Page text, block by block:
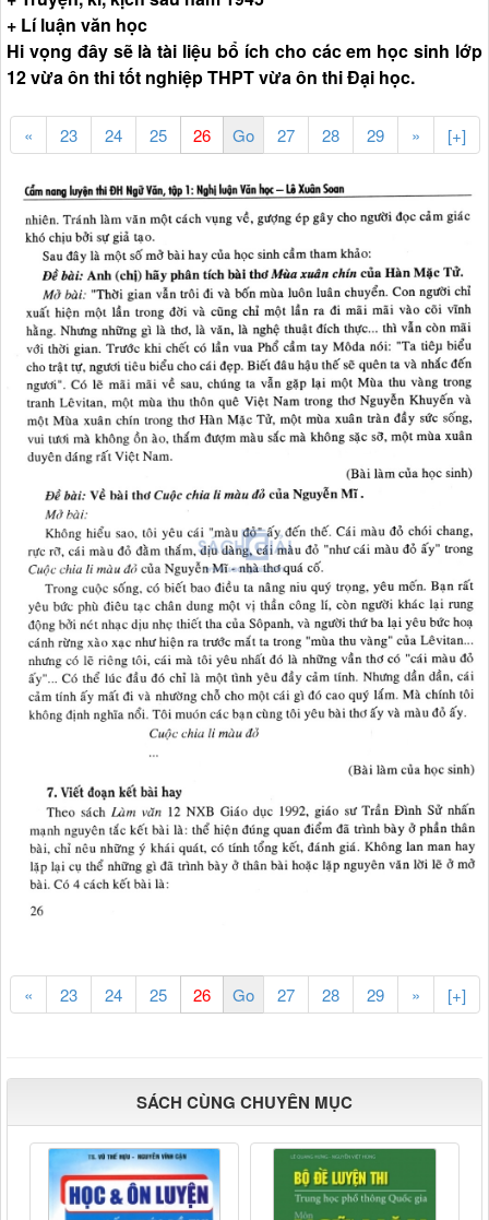
+ Lí luận văn học
Hi vọng đây sẽ là tài liệu bổ ích cho các em học sinh lớp
12 vừa ôn thi tốt nghiệp THPT vừa ôn thi Đại học.
« 23 24 25 27 28 29 » [+]
« 23 24 25 27 28 29 » [+]
SÁCH CÙNG CHUYÊN MỤC